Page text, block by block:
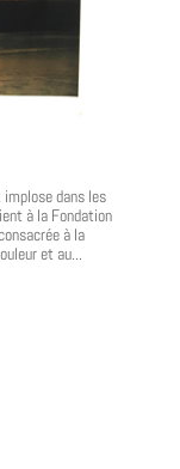
implose dans les
à la Fondation
à la
et au...